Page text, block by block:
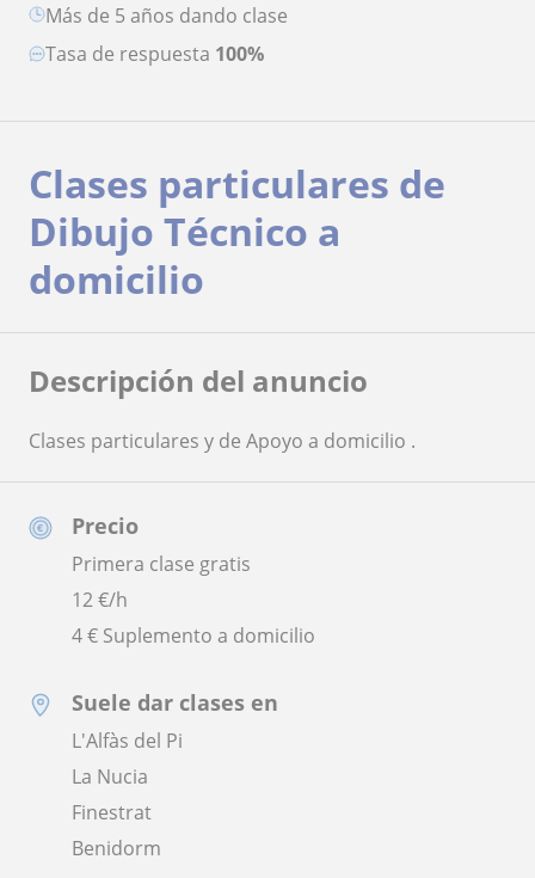
más de 5 años dando clase
Tasa de respuesta 100%
Precio
Primera clase gratis
12€/h
4 € Suplemento a domicilio
Suele dar clases en
L'Alfàs del Pi
La Nucia
Finestrat
Benidorm
Clases particulares de
Dibujo Técnico a
domicilio
Descripción del anuncio
Clases particulares y de Apoyo a domicilio .